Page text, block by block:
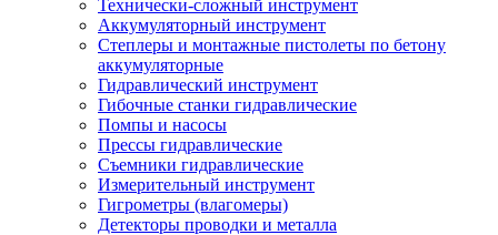
Технически-сложный инструмент
Аккумуляторный инструмент
Степлеры и монтажные пистолеты по бетону
аккумуляторные
Гидравлический инструмент
Гибочные станки гидравлические
Помпы и насосы
Прессы гидравлические
Съемники гидравлические
Измерительный инструмент
Гигрометры (влагомеры)
Детекторы проводки и металла